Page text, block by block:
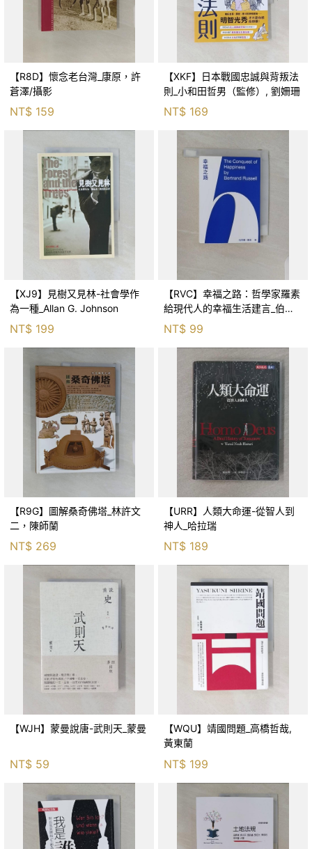
【R8D】懷念老台灣_康原，許
蒼澤/攝影
NT$ 159
【XKF】日本戰國忠誠與背叛法
則_小和田哲男（監修）, 劉姍珊
NT$ 169
【XJ9】見樹又見林-社會學作
為一種_Allan G. Johnson
NT$ 199
【RVC】幸福之路：哲學家羅素
給現代人的幸福生活建言_伯特
NT$ 99
【R9G】圖解桑奇佛塔_林許文
二，陳師蘭
NT$ 269
【URR】人類大命運-從智人到
神人_哈拉瑞
NT$ 189
【WJH】蒙曼說唐-武則天_蒙曼
NT$ 59
【WQU】靖國問題_高橋哲哉,
黃東蘭
NT$ 199